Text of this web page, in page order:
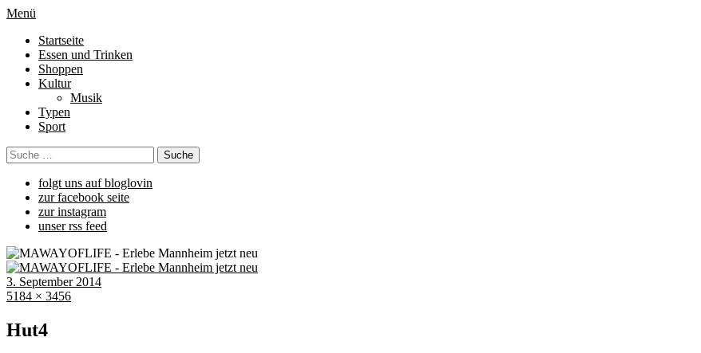
Menü
Startseite
Essen und Trinken
Shoppen
Kultur
Musik
Typen
Sport
folgt uns auf bloglovin
zur facebook seite
zur instagram
unser rss feed
3. September 2014
5184 × 3456
Hut4